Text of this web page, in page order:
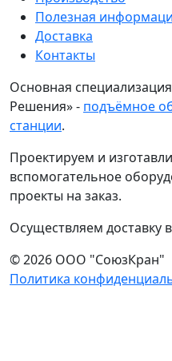
Полезная
Доставка
Контакты
Основная
Решения» - подъёмное
станции.
Проектируем и
вспомогательное
проекты на заказ.
Осуществляем доставку
© 2026 ООО "СоюзКран"
Политика